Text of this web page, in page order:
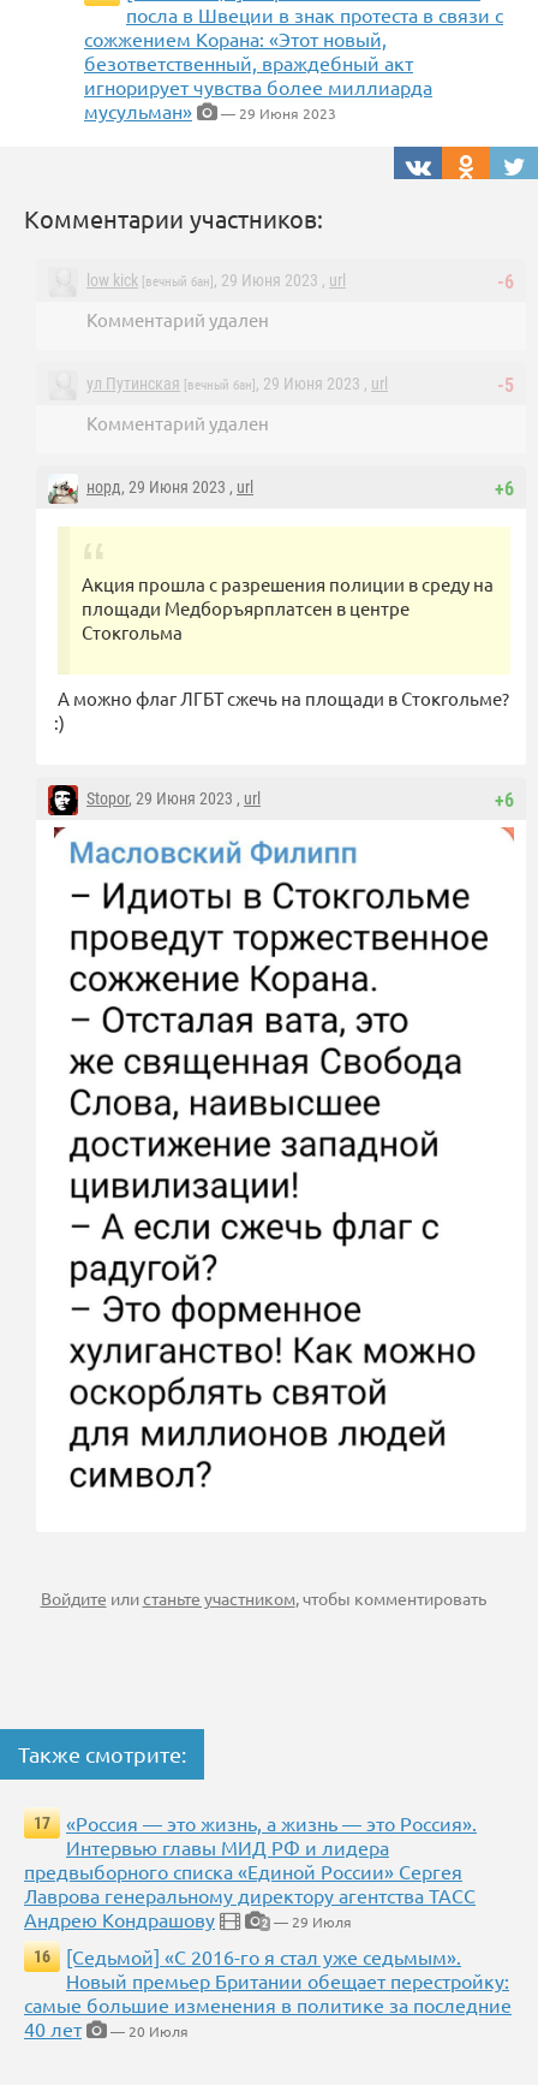
посла в Швеции в знак протеста в связи с
сожжением Корана: «Этот новый,
безответственный, враждебный акт
игнорирует чувства более миллиарда
мусульман»
— 29 Июня 2023
Комментарии участников:
-6
low kick [вечный бан] , 29 Июня 2023 , url
Комментарий удален
-5
ул Путинская [вечный бан] , 29 Июня 2023 , url
Комментарий удален
+6
норд, 29 Июня 2023 , url
Акция прошла с разрешения полиции в среду на
площади Медборъярплатсен в центре
Стокгольма
А можно флаг ЛГБТ сжечь на площади в Стокгольме?
:)
+6
Stopor, 29 Июня 2023 , url
Войдите илистаньте участником, чтобы комментировать
Также смотрите:
17
«Россия — это жизнь, а жизнь — это Россия».
Интервью главы МИД РФ и лидера
предвыборного списка «Единой России» Сергея
Лаврова генеральному директору агентства ТАСС
Андрею Кондрашову
2 — 29 Июля
16
[Седьмой] «С 2016-го я стал уже седьмым».
Новый премьер Британии обещает перестройку:
самые большие изменения в политике за последние
40 лет
— 20 Июля